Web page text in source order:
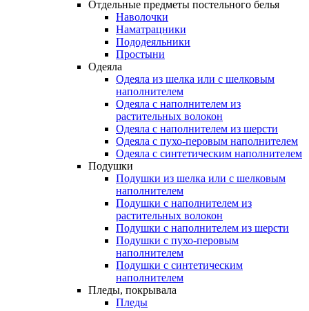
Отдельные предметы постельного белья
Наволочки
Наматрацники
Пододеяльники
Простыни
Одеяла
Одеяла из шелка или с шелковым
наполнителем
Одеяла с наполнителем из
растительных волокон
Одеяла с наполнителем из шерсти
Одеяла с пухо-перовым наполнителем
Одеяла с синтетическим наполнителем
Подушки
Подушки из шелка или с шелковым
наполнителем
Подушки с наполнителем из
растительных волокон
Подушки с наполнителем из шерсти
Подушки с пухо-перовым
наполнителем
Подушки с синтетическим
наполнителем
Пледы, покрывала
Пледы